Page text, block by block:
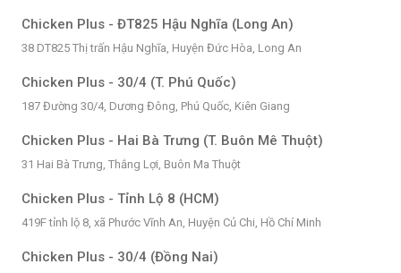
Chicken Plus - ĐT825 Hậu Nghĩa (Long An)
38 DT825 Thị trấn Hậu Nghĩa, Huyện Đức Hòa, Long An
Chicken Plus - 30/4 (T. Phú Quốc)
187 Đường 30/4, Dương Đông, Phú Quốc, Kiên Giang
Chicken Plus - Hai Bà Trưng (T. Buôn Mê Thuột)
31 Hai Bà Trưng, Thắng Lợi, Buôn Ma Thuột
Chicken Plus - Tỉnh Lộ 8 (HCM)
419F tỉnh lộ 8, xã Phước Vĩnh An, Huyện Củ Chi, Hồ Chí Minh
Chicken Plus - 30/4 (Đồng Nai)